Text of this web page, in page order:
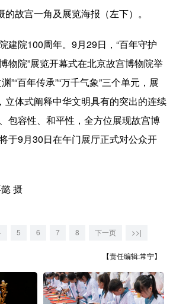
贵州 云南 西藏
甘肃 青海 宁夏
故宫一角及展览海报（左下）。
院100周年。9月29日，“百年守护
院”展览开幕式在北京故宫博物院举
”“百年传承”“万千气象”三个单元，展
立体式阐释中华文明具有的突出的连续
包容性、和平性，全方位展现故宫博
于9月30日在午门展厅正式对公众开
摄
5 6 7 8 下一页 >>|
【责任编辑:常宁】